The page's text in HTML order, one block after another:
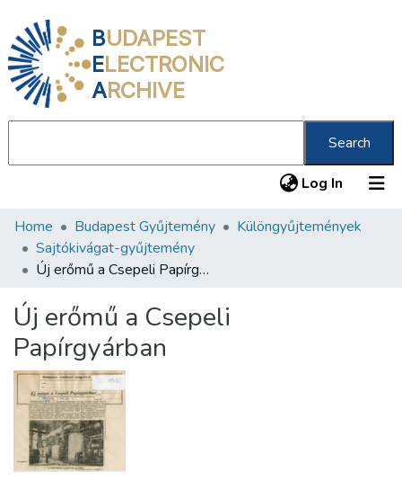
BUDAPEST
ELECTRONIC
ARCHIVE
Search
Log In (current)
Communities & Collections
All of DSpace
Statistics
About us
Home Budapest Gyűjtemény
Különgyűjtemények
Sajtókivágat-gyűjtemény
Új erőmű a Csepeli Papírgyárban
Új erőmű a Csepeli
Papírgyárban